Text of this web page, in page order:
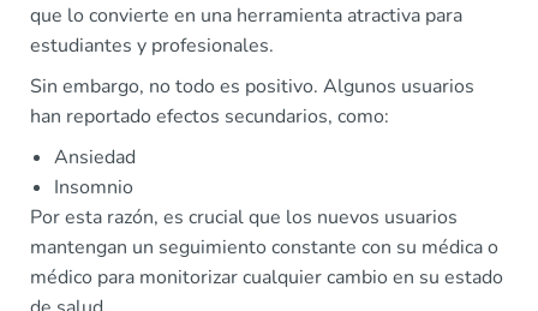
que lo convierte en una herramienta atractiva para
estudiantes y profesionales.
Sin embargo, no todo es positivo. Algunos usuarios
han reportado efectos secundarios, como:
Ansiedad
Insomnio
Por esta razón, es crucial que los nuevos usuarios
mantengan un seguimiento constante con su médica o
médico para monitorizar cualquier cambio en su estado